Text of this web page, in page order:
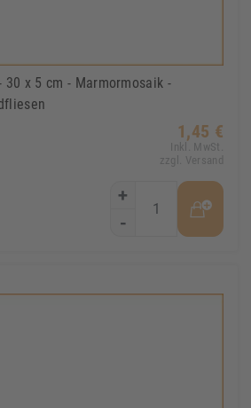
30 x 5 cm - Marmormosaik -
1,45 €
Inkl. MwSt.
zzgl. Versand
+
-